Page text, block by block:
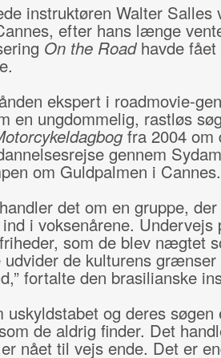
instruktøren Walter Salles
efter hans længe
On the Roadhavde fået
ekspert i roadmovie-
en ungdommelig, rastløs
fra 2004 om
gennem
om Guldpalmen i Cannes.
det om en gruppe,
i voksenårene. Undervejs
som de blev nægtet
udvider de kulturens
fortalte den brasilianske
uskyldstabet og deres søgen
de aldrig finder. Det
nået til vejs ende. Det er